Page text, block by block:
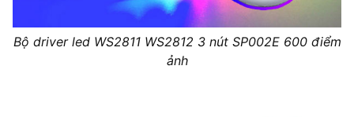
Bộ driver led WS2811 WS2812 3 nút SP002E 600 điểm
ảnh